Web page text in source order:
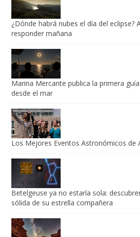
¿Dónde habrá nubes el día del eclipse?
responder mañana
Marina Mercante publica la primera
desde el mar
Los Mejores Eventos Astronómicos de
Betelgeuse ya no estaría sola:
sólida de su estrella compañera